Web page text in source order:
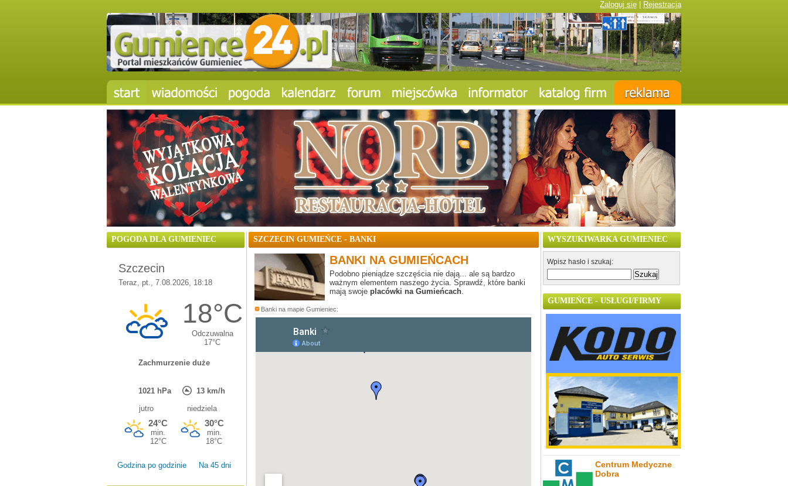
Zaloguj się Rejestracja
POGODA DLA GUMIENIEC
Godzina po godzinie Na 45 dni
SZCZECIN GUMIEŃCE - BANKI
BANKI NA GUMIEŃCACH
Podobno pieniądze szczęścia nie dają... ale są bardzo
ważnym elementem naszego życia. Sprawdź, które banki
mają swoje placówki na Gumieńcach.
Banki na mapie Gumieniec:
WYSZUKIWARKA GUMIENIEC
Wpisz hasło i szukaj:
GUMIEŃCE - USŁUGI/FIRMY
Centrum Medyczne
Dobra